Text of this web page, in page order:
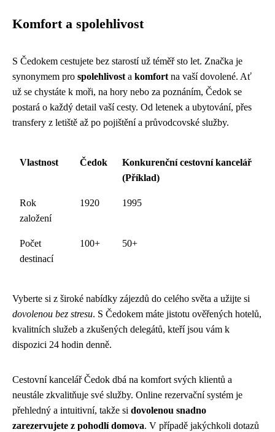
Komfort a spolehlivost
S Čedokem cestujete bez starostí už téměř sto let. Značka je
synonymem pro spolehlivost a komfort na vaší dovolené. Ať
už se chystáte k moři, na hory nebo za poznáním, Čedok se
postará o každý detail vaší cesty. Od letenek a ubytování, přes
transfery z letiště až po pojištění a průvodcovské služby.
Vlastnost Čedok
Konkurenční cestovní kancelář
(Příklad)
Rok
založení
1920 1995
Počet
destinací
100+ 50+
Vyberte si z široké nabídky zájezdů do celého světa a užijte si
dovolenou bez stresu. S Čedokem máte jistotu ověřených hotelů,
kvalitních služeb a zkušených delegátů, kteří jsou vám k
dispozici 24 hodin denně.
Cestovní kancelář Čedok dbá na komfort svých klientů a
neustále zkvalitňuje své služby. Online rezervační systém je
přehledný a intuitivní, takže si dovolenou snadno
zarezervujete z pohodlí domova. V případě jakýchkoli dotazů